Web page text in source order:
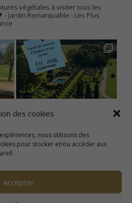
des cookies
nous utilisons des
pour stocker et/ou accéder aux
Accepter
végétales à visiter tous les
- Jardin Remarquable - Les Plus